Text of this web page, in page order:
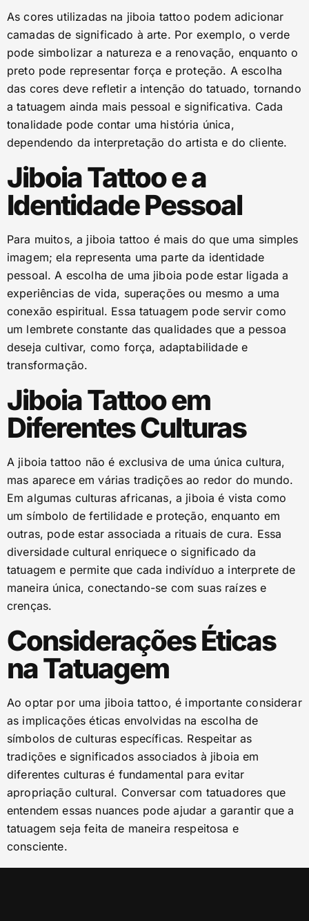
As cores utilizadas na jiboia tattoo podem adicionar
camadas de significado à arte. Por exemplo, o verde
pode simbolizar a natureza e a renovação, enquanto o
preto pode representar força e proteção. A escolha
das cores deve refletir a intenção do tatuado, tornando
a tatuagem ainda mais pessoal e significativa. Cada
tonalidade pode contar uma história única,
dependendo da interpretação do artista e do cliente.
Jiboia Tattoo e a
Identidade Pessoal
Para muitos, a jiboia tattoo é mais do que uma simples
imagem; ela representa uma parte da identidade
pessoal. A escolha de uma jiboia pode estar ligada a
experiências de vida, superações ou mesmo a uma
conexão espiritual. Essa tatuagem pode servir como
um lembrete constante das qualidades que a pessoa
deseja cultivar, como força, adaptabilidade e
transformação.
Jiboia Tattoo em
Diferentes Culturas
A jiboia tattoo não é exclusiva de uma única cultura,
mas aparece em várias tradições ao redor do mundo.
Em algumas culturas africanas, a jiboia é vista como
um símbolo de fertilidade e proteção, enquanto em
outras, pode estar associada a rituais de cura. Essa
diversidade cultural enriquece o significado da
tatuagem e permite que cada indivíduo a interprete de
maneira única, conectando-se com suas raízes e
crenças.
Considerações Éticas
na Tatuagem
Ao optar por uma jiboia tattoo, é importante considerar
as implicações éticas envolvidas na escolha de
símbolos de culturas específicas. Respeitar as
tradições e significados associados à jiboia em
diferentes culturas é fundamental para evitar
apropriação cultural. Conversar com tatuadores que
entendem essas nuances pode ajudar a garantir que a
tatuagem seja feita de maneira respeitosa e
consciente.